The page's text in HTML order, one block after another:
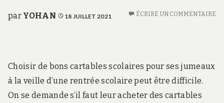
r
par YOHAN 18 JUILLET 2021 ÉCRIRE UN COMMENTAIRE
Choisir de bons cartables scolaires pour ses jumeaux
à la veille d’une rentrée scolaire peut être difficile.
On se demande s’il faut leur acheter des cartables